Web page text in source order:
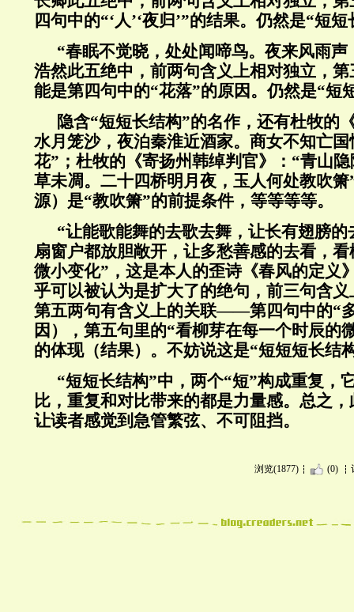
四句中的“‘人’‘夜归’”的结果。仍然是“短
“春眠不觉晓，处处闻啼鸟。夜来风雨
浩然此五绝中，前两句含义上相对独立，
能是第四句中的“花落”的原因。仍然是“短
隐含“短短长结构”的名作，还有杜牧的
水月笼沙，夜泊秦淮近酒家。商女不知亡
花”；杜牧的《寄扬州韩绰判官》：“青山
草未凋。二十四桥明月夜，玉人何处教吹
源）是“教吹箫”的前提条件，等等等等。
“让能歌能舞的去歌去舞，让长有翅膀
扇窗户都放胆敞开，让多愁善感的去看，
微小变化”，这是本人的歪诗《春风的定义
乎可以被认为是扩大了的绝句，前三句含
第五两句有含义上的关联——第四句中的“
因），第五句里的“看柳芽在每一个时辰的
的体现（结果）。不妨说这是“短短短长结
“短短长结构”中，两个“短”构成重复，
比，重复和对比带来的都是力量感。总之
让读者感觉到急管繁弦、不可阻挡。
浏览(1877) (0)